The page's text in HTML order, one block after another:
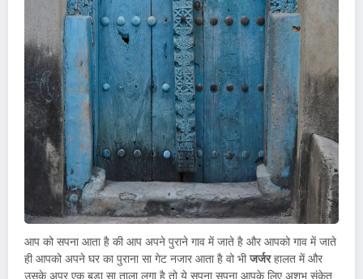
आप को सपना आता है की आप अपने पुराने गाव में जाते है और आपको गाव में जाते
ही आपको अपने घर का पुराना सा गेट नजार आता है वो भीजर्जरहालत में और